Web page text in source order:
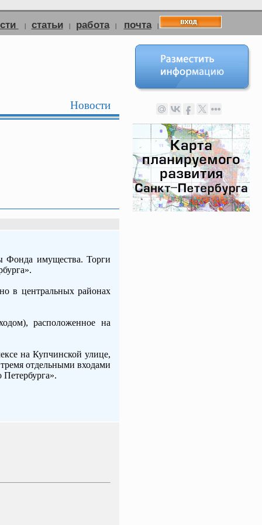
| статьи | работа | почта |
Новости
Фонда имущества. Торги
в центральных районах
расположенное на
на Купчинской улице,
отдельными входами